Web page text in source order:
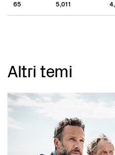
65 5,011
Altri temi